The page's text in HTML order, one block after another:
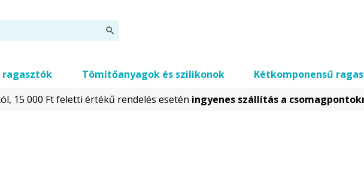
ragasztók Tömítőanyagok és szilikonok Kétkomponensű
15 000 Ft feletti értékű rendelés esetén ingyenes szállítás a